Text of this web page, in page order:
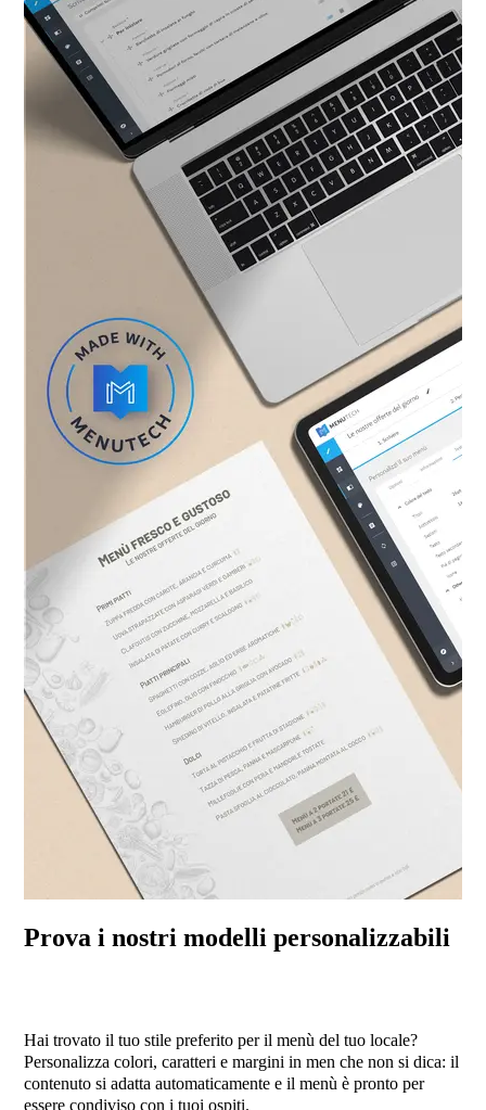
Prova i nostri modelli personalizzabili
Hai trovato il tuo stile preferito per il menù del tuo locale?
Personalizza colori, caratteri e margini in men che non si dica: il
contenuto si adatta automaticamente e il menù è pronto per
essere condiviso con i tuoi ospiti.